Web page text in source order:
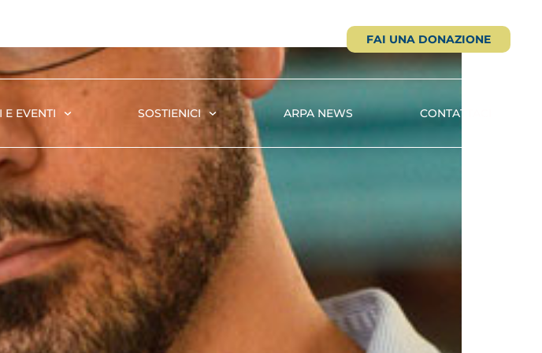
FAI UNA DONAZIONE
E EVENTI SOSTIENICI ARPA NEWS CONTATTACI